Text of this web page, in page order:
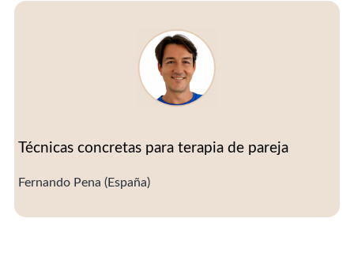
Técnicas concretas para terapia de pareja
Fernando Pena (España)